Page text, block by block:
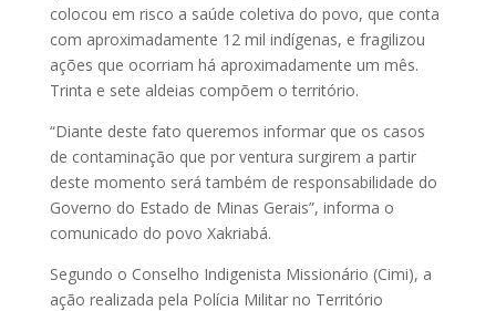
colocou em risco a saúde coletiva do povo, que conta
com aproximadamente 12 mil indígenas, e fragilizou
ações que ocorriam há aproximadamente um mês.
Trinta e sete aldeias compõem o território.
“Diante deste fato queremos informar que os casos
de contaminação que por ventura surgirem a partir
deste momento será também de responsabilidade do
Governo do Estado de Minas Gerais”, informa o
comunicado do povo Xakriabá.
Segundo o Conselho Indigenista Missionário (Cimi), a
ação realizada pela Polícia Militar no Território